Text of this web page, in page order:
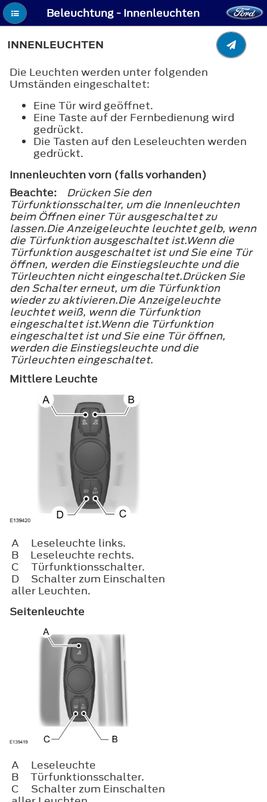
Beleuchtung - Innenleuchten
INNENLEUCHTEN
Die Leuchten werden unter folgenden
Umständen eingeschaltet:
Eine Tür wird geöffnet.
Eine Taste auf der Fernbedienung wird
gedrückt.
Die Tasten auf den Leseleuchten werden
gedrückt.
Innenleuchten vorn (falls vorhanden)
Beachte:
Drücken Sie den
Türfunktionsschalter, um die Innenleuchten
beim Öffnen einer Tür ausgeschaltet zu
lassen.Die Anzeigeleuchte leuchtet gelb, wenn
die Türfunktion ausgeschaltet ist.Wenn die
Türfunktion ausgeschaltet ist und Sie eine Tür
öffnen, werden die Einstiegsleuchte und die
Türleuchten nicht eingeschaltet.Drücken Sie
den Schalter erneut, um die Türfunktion
wieder zu aktivieren.Die Anzeigeleuchte
leuchtet weiß, wenn die Türfunktion
eingeschaltet ist.Wenn die Türfunktion
eingeschaltet ist und Sie eine Tür öffnen,
werden die Einstiegsleuchte und die
Türleuchten eingeschaltet.
Mittlere Leuchte
A
Leseleuchte links.
B
Leseleuchte rechts.
C
Türfunktionsschalter.
D
Schalter zum Einschalten
aller Leuchten.
Seitenleuchte
A
Leseleuchte
B
Türfunktionsschalter.
C
Schalter zum Einschalten